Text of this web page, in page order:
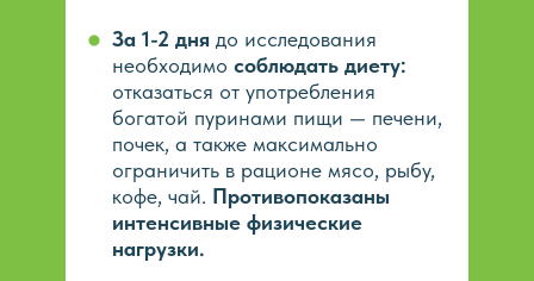
За 1-2 дня до исследования
необходимо соблюдать диету:
отказаться от употребления
богатой пуринами пищи — печени,
почек, а также максимально
ограничить в рационе мясо, рыбу,
кофе, чай. Противопоказаны
интенсивные физические
нагрузки.